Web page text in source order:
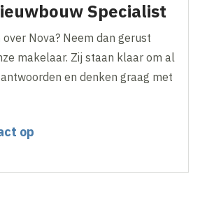
Specialist
Nova? Neem dan gerust
makelaar. Zij staan klaar om al
en denken graag met
op